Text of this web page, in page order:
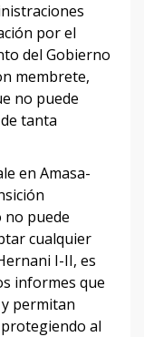
por el
del Gobierno
membrete,
no puede
tanta
en Amasa-
no puede
cualquier
I-II, es
informes que
permitan
al